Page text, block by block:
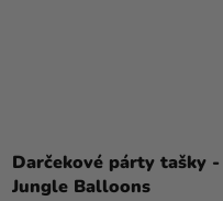
Darčekové párty tašky -
Jungle Balloons